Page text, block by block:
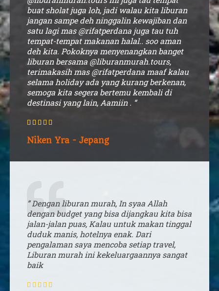
buat sholat juga loh, jadi walau kita liburan
jangan sampe deh ninggalin kewajiban dan
satu lagi mas @rifatperdana juga tau tuh
tempat-tempat makanan halal.. soo aman
deh kita. Pokoknya menyenangkan banget
liburan bersama @liburanmurah.tours,
terimakasih mas @rifatperdana maaf kalau
selama holiday ada yang kurang berkenan,
semoga kita segera bertemu kembali di
destinasi yang lain, Aamiin . “
    
Niken Yra - Jepang
” Dengan liburan murah, In syaa Allah
dengan budget yang bisa dijangkau kita bisa
jalan-jalan puas, Kalau untuk makan tinggal
duduk manis, hotelnya enak. Dari
pengalaman saya mencoba setiap travel,
Liburan murah ini kekeluargaannya sangat
baik
    